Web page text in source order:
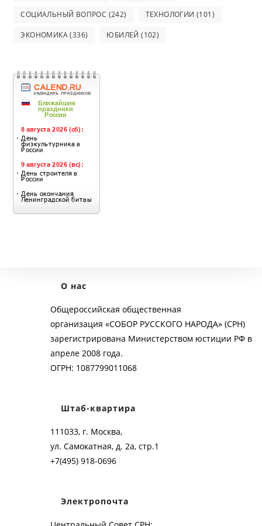
СОЦИАЛЬНЫЙ ВОПРОС (242) ТЕХНОЛОГИИ (101)
ЭКОНОМИКА(336) ЮБИЛЕЙ (102)
О нас
Общероссийская общественная
организация «СОБОР РУССКОГО НАРОДА» (СРН)
зарегистрирована Министерством юстиции РФ в
апреле 2008 года.
ОГРН: 1087799011068
Штаб-квартира
111033, г. Москва,
ул. Самокатная, д. 2а, стр.1
+7(495) 918-0696
Электропочта